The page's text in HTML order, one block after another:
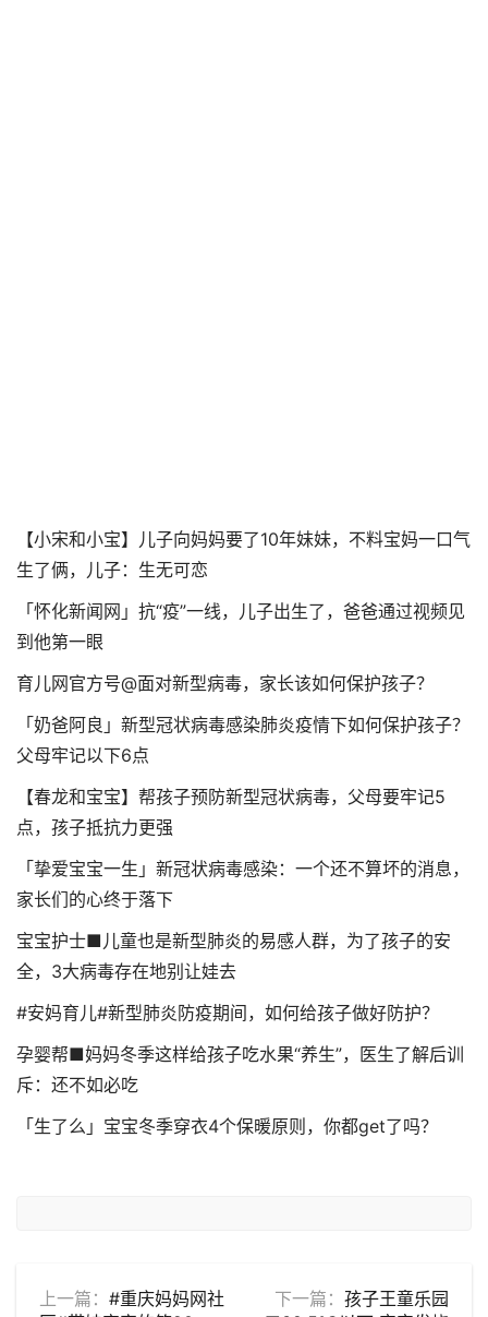
【小宋和小宝】儿子向妈妈要了10年妹妹，不料宝妈一口气
生了俩，儿子：生无可恋
「怀化新闻网」抗“疫”一线，儿子出生了，爸爸通过视频见
到他第一眼
育儿网官方号@面对新型病毒，家长该如何保护孩子？
「奶爸阿良」新型冠状病毒感染肺炎疫情下如何保护孩子？
父母牢记以下6点
【春龙和宝宝】帮孩子预防新型冠状病毒，父母要牢记5
点，孩子抵抗力更强
「挚爱宝宝一生」新冠状病毒感染：一个还不算坏的消息，
家长们的心终于落下
宝宝护士■儿童也是新型肺炎的易感人群，为了孩子的安
全，3大病毒存在地别让娃去
#安妈育儿#新型肺炎防疫期间，如何给孩子做好防护？
孕婴帮■妈妈冬季这样给孩子吃水果“养生”，医生了解后训
斥：还不如必吃
「生了么」宝宝冬季穿衣4个保暖原则，你都get了吗？
上一篇： #重庆妈妈网社
下一篇： 孩子王童乐园